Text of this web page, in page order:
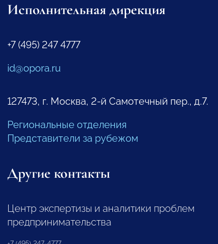
Исполнительная дирекция
+7 (495) 247 4777
id@opora.ru
127473, г. Москва, 2-й Самотечный пер., д.7.
Региональные отделения
Представители за рубежом
Другие контакты
Центр экспертизы и аналитики проблем
предпринимательства